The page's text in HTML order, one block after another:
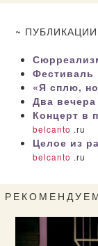
~
Фестиваль
«Я сплю,
Два
Концерт в
belcanto .ru
Целое из
belcanto .ru